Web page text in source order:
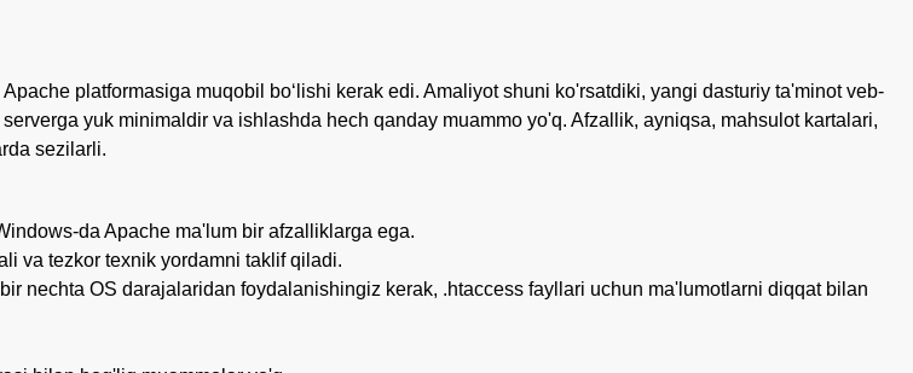
platformasiga muqobil bo‘lishi kerak edi. Amaliyot shuni ko'rsatdiki, yangi dasturiy ta'minot veb-
yuk minimaldir va ishlashda hech qanday muammo yo'q. Afzallik, ayniqsa, mahsulot kartalari,
sezilarli.
da Apache ma'lum bir afzalliklarga ega.
va tezkor texnik yordamni taklif qiladi.
nechta OS darajalaridan foydalanishingiz kerak, .htaccess fayllari uchun ma'lumotlarni diqqat bilan